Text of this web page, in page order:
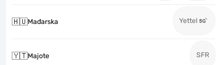
🇭🇺Mađarska Yettel
🇾🇹Majote SFR